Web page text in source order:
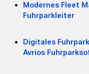
Modernes Fleet
Fuhrparkleiter
Digitales
Avrios